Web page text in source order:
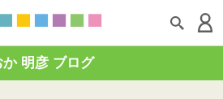
か 明彦 ブログ